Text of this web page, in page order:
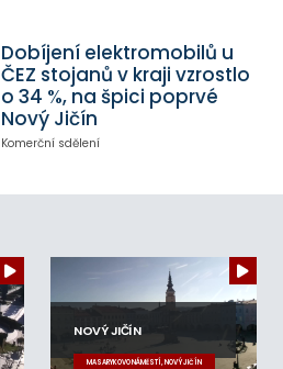
Dobíjení elektromobilů u
ČEZ stojanů v kraji vzrostlo
o 34 %, na špici poprvé
Nový Jičín
Komerční sdělení
NOVÝ JIČÍN
MASARYKOVO NÁMĚSTÍ, NOVÝ JIČÍN